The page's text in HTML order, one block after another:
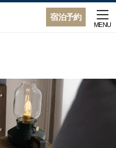
宿泊予約
MENU